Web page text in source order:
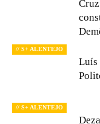
// S+ ALENTEJO
Luís
// S+ ALENTEJO